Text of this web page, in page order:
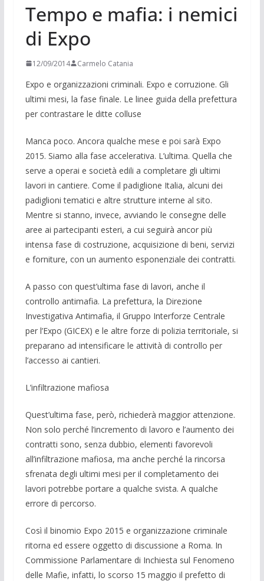
Tempo e mafia: i nemici
di Expo
12/09/2014 Carmelo Catania
Expo e organizzazioni criminali. Expo e cor­ruzione. Gli
ultimi mesi, la fase finale. Le linee guida della prefet­tura
per contrastare le ditte colluse
Manca poco. Ancora qualche mese e poi sarà Expo
2015. Siamo alla fase ac­celerativa. L’ultima. Quella che
serve a operai e società edili a completare gli ultimi
lavori in cantiere. Come il padi­glione Italia, alcuni dei
padiglioni tema­tici e altre strutture interne al sito.
Mentre si stanno, invece, avviando le consegne delle
aree ai partecipanti este­ri, a cui seguirà ancor più
intensa fase di costruzione, acquisizione di beni, ser­vizi
e forniture, con un aumento espo­nenziale dei contratti.
A passo con quest’ultima fase di lavori, anche il
controllo antimafia. La prefettura, la Direzione
Investigativa Antimafia, il Gruppo Interforze Centrale
per l’Expo (GICEX) e le altre forze di polizia territo­riale, si
preparano ad intensificare le atti­vità di controllo per
l’accesso ai cantieri.
L’infiltrazione mafiosa
Quest’ultima fase, però, richiederà mag­gior attenzione.
Non solo perché l’incre­mento di lavoro e l’aumento dei
contratti sono, senza dubbio, elementi fa­vorevoli
all’infiltrazione mafiosa, ma an­che perché la rincorsa
sfrenata degli ulti­mi mesi per il completamento dei
lavori potrebbe porta­re a qualche svista. A qual­che
errore di percorso.
Così il binomio Expo 2015 e organizza­zione criminale
ritorna ed essere oggetto di discussione a Roma. In
Commissione Parlamentare di Inchiesta sul Fenomeno
delle Mafie, infatti, lo scorso 15 maggio il prefetto di